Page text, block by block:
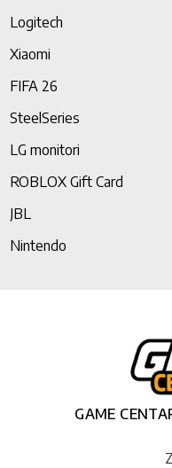
Logitech
Xiaomi
FIFA 26
SteelSeries
LG monitori
ROBLOX Gift Card
JBL
Nintendo
GAME